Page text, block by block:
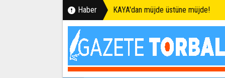
Haber KAYA'dan müjde üstüne müjde!